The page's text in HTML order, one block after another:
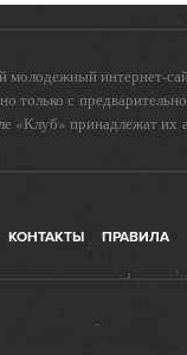
интернет-
только с
«Клуб» принадлежат их
КОНТАКТЫ ПРАВИЛА